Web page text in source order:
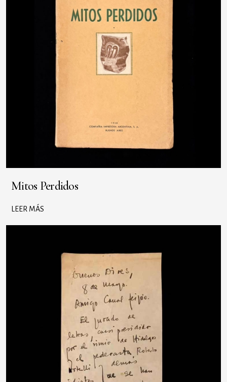
Mitos Perdidos
LEER MÁS